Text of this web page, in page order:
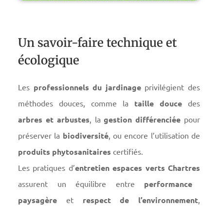
Un savoir-faire technique et
écologique
Les professionnels du jardinageprivilégient des
méthodes douces, comme la taille douce des
arbres et arbustes, lagestion différenciée pour
préserver la biodiversité, ou encore l’utilisation de
produits phytosanitaires certifiés.
Les pratiques d’entretien espaces verts Chartres
assurent un équilibre entre performance
paysagère et respect de l’environnement,